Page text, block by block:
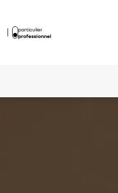
particulier
professionnel